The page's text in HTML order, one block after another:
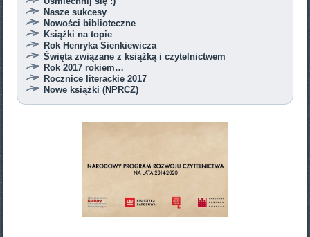
Nasze sukcesy
Nowości biblioteczne
Książki na topie
Rok Henryka Sienkiewicza
Święta związane z książką i czytelnictwem
Rok 2017 rokiem…
Rocznice literackie 2017
Nowe książki (NPRCZ)